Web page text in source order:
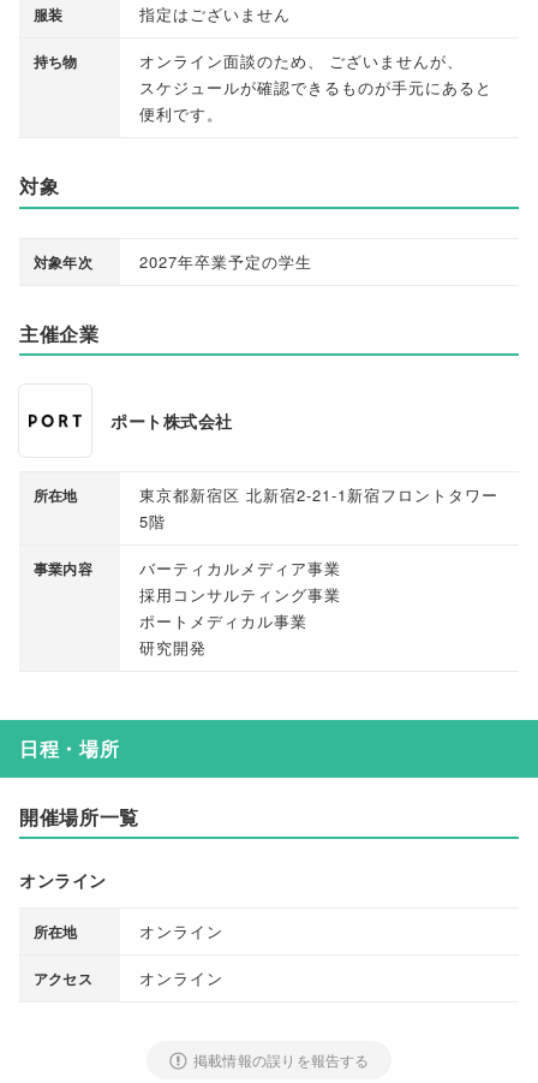
服装 指定はございません
持ち物 オンライン面談のため、 ございませんが、
スケジュールが確認できるものが手元にあると
便利です。
対象
対象年次 2027年卒業予定の学生
主催企業
ポート株式会社
所在地
東京都新宿区 北新宿2-21-1新宿フロントタワー
5階
事業内容
バーティカルメディア事業
採用コンサルティング事業
ポートメディカル事業
研究開発
日程・場所
開催場所一覧
オンライン
所在地 オンライン
アクセス オンライン
掲載情報の誤りを報告する